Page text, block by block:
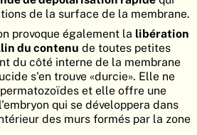
ATLASEMBRYOLOGY
RECHERCHER
AIDE
DE
de la surface de la membrane.
provoque également la libération
du contenu de toutes petites
du côté interne de la membrane
s'en trouve «durcie». Elle ne
et elle offre une
qui se développera dans
des murs formés par la zone